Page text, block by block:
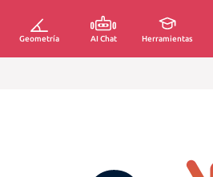
Geometría AI Chat Herramientas